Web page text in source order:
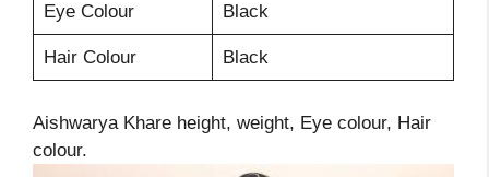
Eye Colour Black
Hair Colour Black
Aishwarya Khare height, weight, Eye colour, Hair
colour.